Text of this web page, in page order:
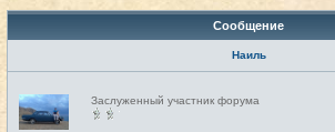
Сообщение
Наиль
Н
е
в
Заслуженный участник форума